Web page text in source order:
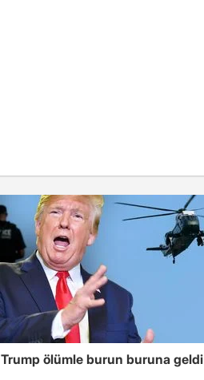
Trump ölümle burun buruna geldi